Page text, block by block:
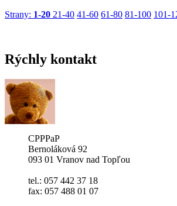
Strany: 1-20 21-40 41-60 61-80 81-100 101-
Rýchly kontakt
CPPPaP
Bernoláková 92
093 01 Vranov nad Topľou
tel.: 057 442 37 18
fax: 057 488 01 07